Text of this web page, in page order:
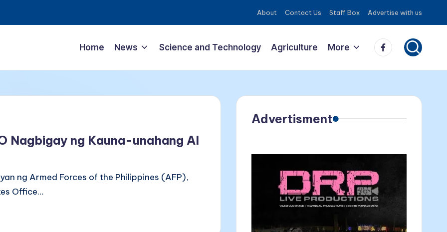
About Contact Us Staff Box Advertise with us
Home News Science and Technology Agriculture More Facebook
Nagbigay ng Kauna-unahang AI
ng Armed Forces of the Philippines (AFP),
Office…
Advertisment